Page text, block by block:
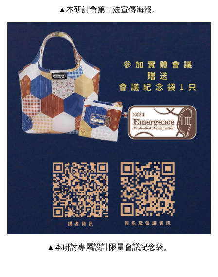
▲本研討會第二波宣傳海報。
▲本研討專屬設計限量會議紀念袋。